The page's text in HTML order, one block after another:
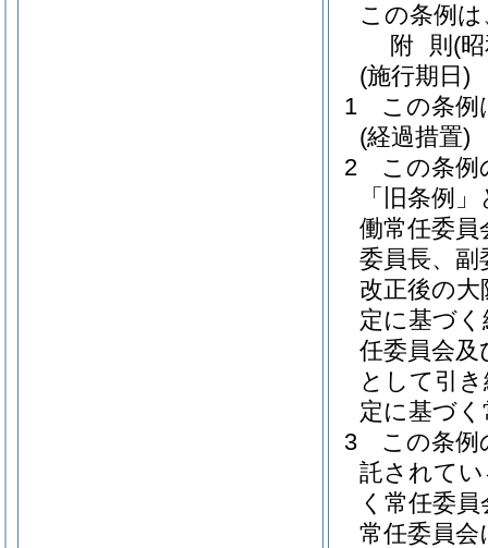
この条例
附 則 (
(施行期日)
1
この条例
(経過措置)
2
この条例
「旧条例
働常任委員
委員長、
改正後の大
定に基づ
任委員会及
として引
定に基づ
3
この条例
託されて
く常任委
常任委員